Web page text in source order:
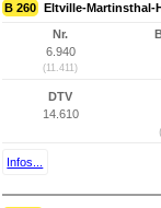
B 260 Eltville-Martinsthal-
Nr.
6.940
(11.411)
DTV
14.610
Infos...